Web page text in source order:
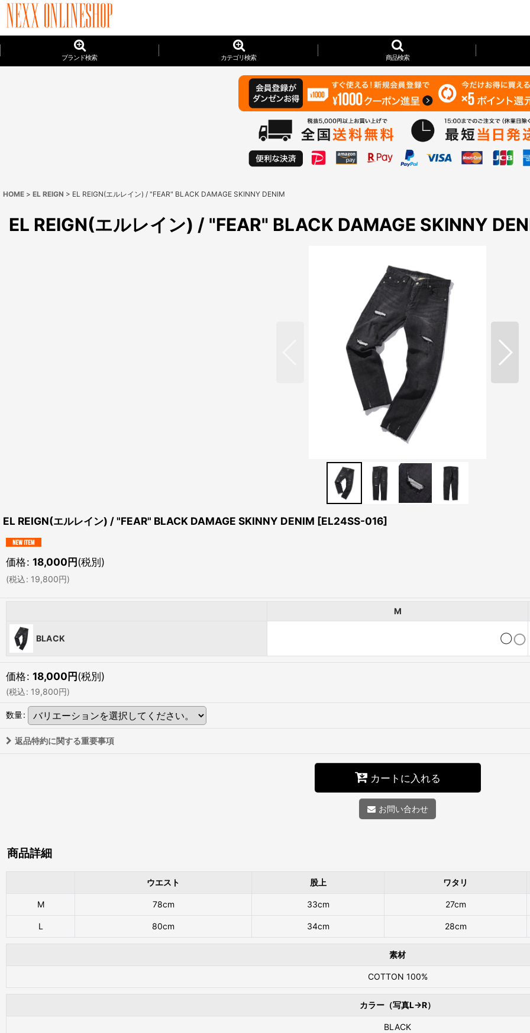
ブランド検索 カテゴリ検索 商品検索
HOME > EL REIGN > EL REIGN(エルレイン) / "FEAR" BLACK DAMAGE SKINNY DENIM
EL REIGN(エルレイン) / "FEAR" BLACK DAMAGE SKINNY
EL REIGN(エルレイン) / "FEAR" BLACK DAMAGE SKINNY DENIM [EL24SS-016]
価格: 18,000円(税別)
(税込: 19,800円)
M
BLACK ◯
価格: 18,000円(税別)
(税込: 19,800円)
数量:
返品特約に関する重要事項
カートに入れる
お問い合わせ
商品詳細
ウエスト 股上 ワタリ
M 78cm 33cm 27cm
L 80cm 34cm 28cm
素材
COTTON 100%
カラー（写真L→R）
BLACK